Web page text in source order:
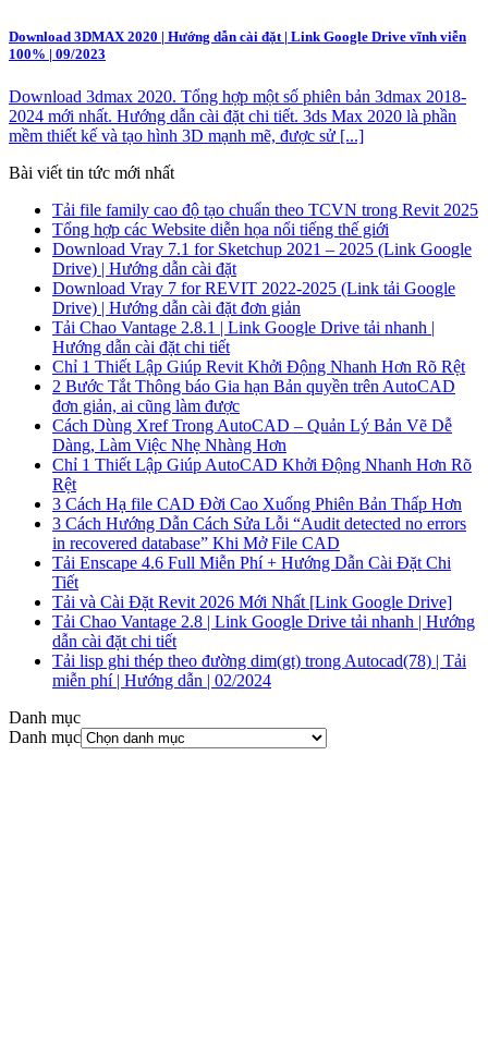
Download 3DMAX 2020 | Hướng dẫn cài đặt | Link Google Drive vĩnh viễn
100% | 09/2023
Download 3dmax 2020. Tổng hợp một số phiên bản 3dmax 2018-
2024 mới nhất. Hướng dẫn cài đặt chi tiết. 3ds Max 2020 là phần
mềm thiết kế và tạo hình 3D mạnh mẽ, được sử [...]
Bài viết tin tức mới nhất
Tải file family cao độ tạo chuẩn theo TCVN trong Revit 2025
Tổng hợp các Website diễn họa nổi tiếng thế giới
Download Vray 7.1 for Sketchup 2021 – 2025 (Link Google
Drive) | Hướng dẫn cài đặt
Download Vray 7 for REVIT 2022-2025 (Link tải Google
Drive) | Hướng dẫn cài đặt đơn giản
Tải Chao Vantage 2.8.1 | Link Google Drive tải nhanh |
Hướng dẫn cài đặt chi tiết
Chỉ 1 Thiết Lập Giúp Revit Khởi Động Nhanh Hơn Rõ Rệt
2 Bước Tắt Thông báo Gia hạn Bản quyền trên AutoCAD
đơn giản, ai cũng làm được
Cách Dùng Xref Trong AutoCAD – Quản Lý Bản Vẽ Dễ
Dàng, Làm Việc Nhẹ Nhàng Hơn
Chỉ 1 Thiết Lập Giúp AutoCAD Khởi Động Nhanh Hơn Rõ
Rệt
3 Cách Hạ file CAD Đời Cao Xuống Phiên Bản Thấp Hơn
3 Cách Hướng Dẫn Cách Sửa Lỗi “Audit detected no errors
in recovered database” Khi Mở File CAD
Tải Enscape 4.6 Full Miễn Phí + Hướng Dẫn Cài Đặt Chi
Tiết
Tải và Cài Đặt Revit 2026 Mới Nhất [Link Google Drive]
Tải Chao Vantage 2.8 | Link Google Drive tải nhanh | Hướng
dẫn cài đặt chi tiết
Tải lisp ghi thép theo đường dim(gt) trong Autocad(78) | Tải
miễn phí | Hướng dẫn | 02/2024
Danh mục
Danh mục